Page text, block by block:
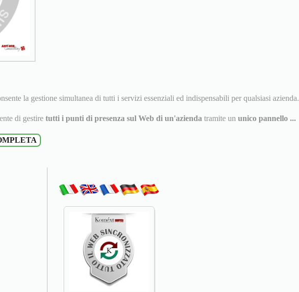
la gestione simultanea di tutti i servizi essenziali ed indispensabili per qualsiasi azienda.
di gestire tutti i punti di presenza sul Web di un'azienda tramite un unico pannello ...